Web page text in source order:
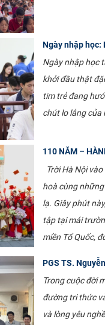
Ngày nhập
Ngày nhập học
khởi đầu thật
tim trẻ đang
chút lo lắng của
110 NĂM –
Trời Hà Nội
hoà cùng
lạ. Giây phút
tập tại mái
miền Tổ Quốc,
PGS TS.
Trong cuộc đời
đường tri thức
và lòng yêu